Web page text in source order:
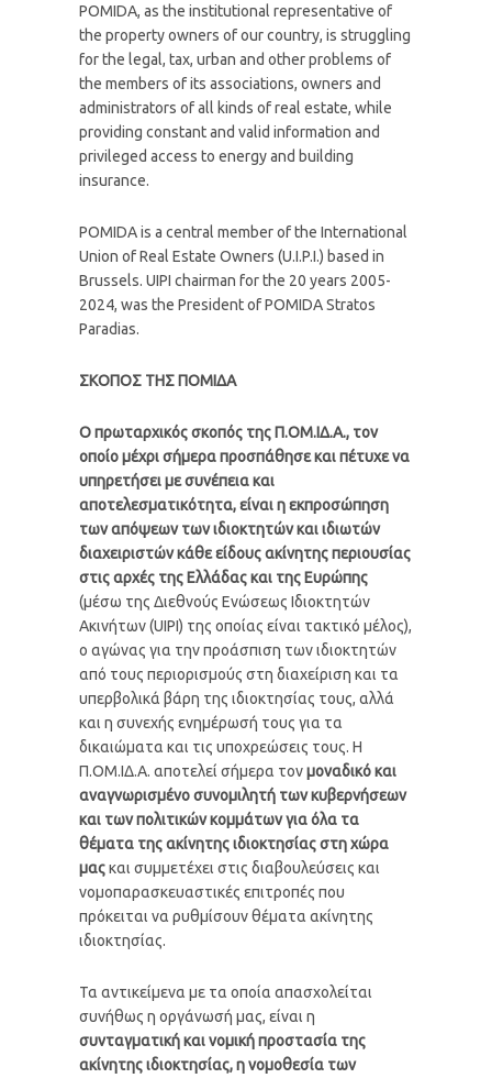
POMIDA, as the institutional representative of
the property owners of our country, is struggling
for the legal, tax, urban and other problems of
the members of its associations, owners and
administrators of all kinds of real estate, while
providing constant and valid information and
privileged access to energy and building
insurance.
POMIDA is a central member of the International
Union of Real Estate Owners (U.I.P.I.) based in
Brussels. UIPI chairman for the 20 years 2005-
2024, was the President of POMIDA Stratos
Paradias.
ΣKOΠΟΣ ΤΗΣ ΠΟΜΙΔΑ
Οπρωταρχικός σκοπός της Π.ΟΜ.ΙΔ.Α., τον
οποίο μέχρι σήμερα προσπάθησε και πέτυχε να
υπηρετήσει με συνέπεια και
αποτελεσματικότητα, είναι η εκπροσώπηση
των απόψεων των ιδιοκτητών και ιδιωτών
διαχειριστών κάθε είδους ακίνητης περιουσίας
στις αρχές της Ελλάδας και της Ευρώπης
(μέσω της Διεθνούς Ενώσεως Ιδιοκτητών
Ακινήτων (UIPI) της οποίας είναι τακτικό μέλος),
ο αγώνας για την προάσπιση των ιδιοκτητών
από τους περιορισμούς στη διαχείριση και τα
υπερβολικά βάρη της ιδιοκτησίας τους, αλλά
και η συνεχής ενημέρωσή τους για τα
δικαιώματα και τις υποχρεώσεις τους. Η
Π.ΟΜ.ΙΔ.Α. αποτελεί σήμερα τονμοναδικό και
αναγνωρισμένο συνομιλητή των κυβερνήσεων
και των πολιτικών κομμάτων για όλα τα
θέματα της ακίνητης ιδιοκτησίας στη χώρα
μαςκαι συμμετέχει στις διαβουλεύσεις και
νομοπαρασκευαστικές επιτροπές που
πρόκειται να ρυθμίσουν θέματα ακίνητης
ιδιοκτησίας.
Τα αντικείμενα με τα οποία απασχολείται
συνήθως η οργάνωσή μας, είναι η
συνταγματική και νομική προστασία της
ακίνητης ιδιοκτησίας, η νομοθεσία των